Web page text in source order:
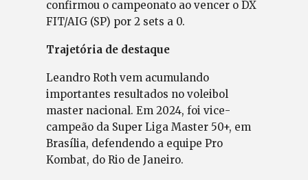
confirmou o campeonato ao vencer o DX
FIT/AIG (SP) por 2 sets a 0.
Trajetória de destaque
Leandro Roth vem acumulando
importantes resultados no voleibol
master nacional. Em 2024, foi vice-
campeão da Super Liga Master 50+, em
Brasília, defendendo a equipe Pro
Kombat, do Rio de Janeiro.